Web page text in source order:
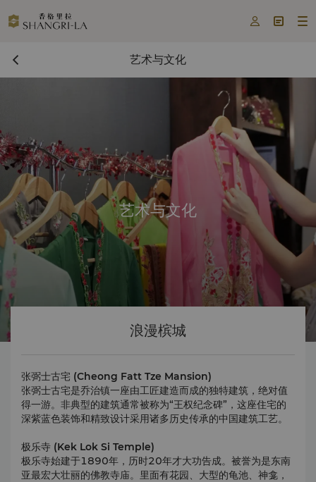
  
艺术与文化
艺术与文化
浪漫槟城
张弼士古宅 (Cheong Fatt Tze Mansion)
张弼士古宅是乔治镇一座由工匠建造而成的独特建筑，绝对值
得一游。非典型的建筑通常被称为“王权纪念碑”，这座住宅的
深紫蓝色装饰和精致设计采用诸多历史传承的中国建筑工艺。
极乐寺 (Kek Lok Si Temple)
极乐寺始建于1890年，历时20年才大功告成。被誉为是东南
亚最宏大壮丽的佛教寺庙。里面有花园、大型的龟池、神龛，